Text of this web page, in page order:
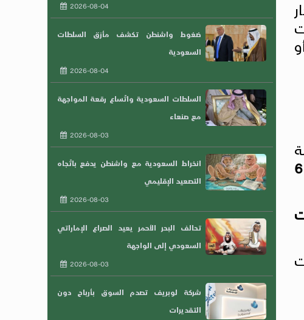
6
2026-08-04
ضغوط واشنطن تكشف مأزق السلطات
السعودية
2026-08-04
السلطات السعودية واتّساع رقعة المواجهة
مع صنعاء
2026-08-03
انخراط السعودية مع واشنطن يدفع باتّجاه
التصعيد الإقليمي
2026-08-03
تحالف البحر الأحمر يعيد الصراع الإماراتي
السعودي إلى الواجهة
2026-08-03
شركة لوبريف تصدم السوق بأرباح دون
التقديرات